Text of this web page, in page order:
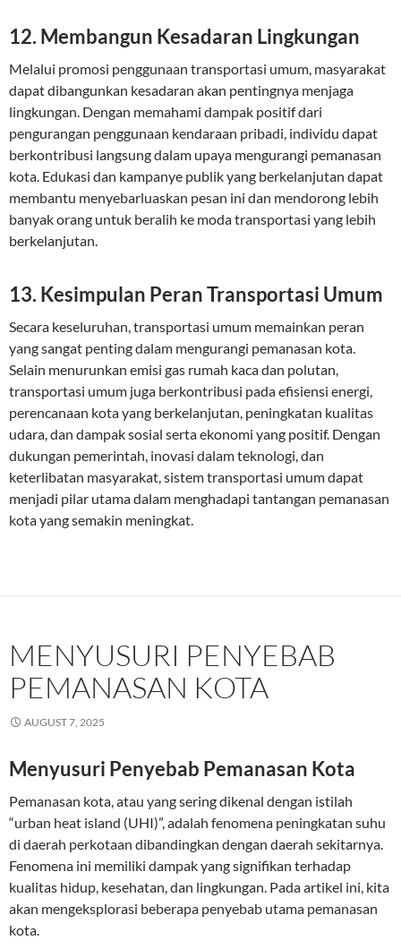
12. Membangun Kesadaran Lingkungan
Melalui promosi penggunaan transportasi umum, masyarakat
dapat dibangunkan kesadaran akan pentingnya menjaga
lingkungan. Dengan memahami dampak positif dari
pengurangan penggunaan kendaraan pribadi, individu dapat
berkontribusi langsung dalam upaya mengurangi pemanasan
kota. Edukasi dan kampanye publik yang berkelanjutan dapat
membantu menyebarluaskan pesan ini dan mendorong lebih
banyak orang untuk beralih ke moda transportasi yang lebih
berkelanjutan.
13. Kesimpulan Peran Transportasi Umum
Secara keseluruhan, transportasi umum memainkan peran
yang sangat penting dalam mengurangi pemanasan kota.
Selain menurunkan emisi gas rumah kaca dan polutan,
transportasi umum juga berkontribusi pada efisiensi energi,
perencanaan kota yang berkelanjutan, peningkatan kualitas
udara, dan dampak sosial serta ekonomi yang positif. Dengan
dukungan pemerintah, inovasi dalam teknologi, dan
keterlibatan masyarakat, sistem transportasi umum dapat
menjadi pilar utama dalam menghadapi tantangan pemanasan
kota yang semakin meningkat.
MENYUSURI PENYEBAB
PEMANASAN KOTA
AUGUST 7, 2025
Menyusuri Penyebab Pemanasan Kota
Pemanasan kota, atau yang sering dikenal dengan istilah
“urban heat island (UHI)”, adalah fenomena peningkatan suhu
di daerah perkotaan dibandingkan dengan daerah sekitarnya.
Fenomena ini memiliki dampak yang signifikan terhadap
kualitas hidup, kesehatan, dan lingkungan. Pada artikel ini, kita
akan mengeksplorasi beberapa penyebab utama pemanasan
kota.